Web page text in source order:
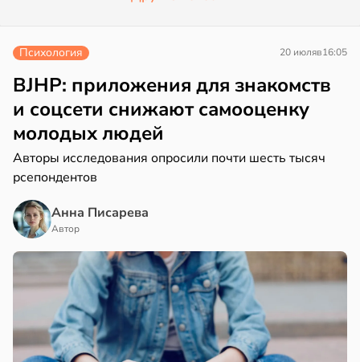
Психология 20 июляв16:05
BJHP: приложения для знакомств
и соцсети снижают самооценку
молодых людей
Авторы исследования опросили почти шесть тысяч
рсепондентов
Анна Писарева
Автор